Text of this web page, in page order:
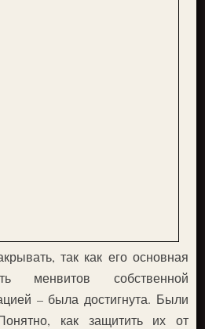
так как его основная
менвитов собственной
– была достигнута. Были
как защитить их от